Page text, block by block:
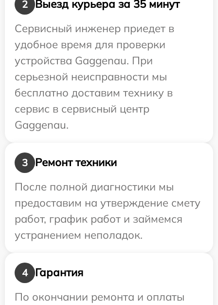
2
Выезд курьера за 35 минут
Сервисный инженер приедет в
удобное время для проверки
устройства Gaggenau. При
серьезной неисправности мы
бесплатно доставим технику в
сервис в сервисный центр
Gaggenau.
3
Ремонт техники
После полной диагностики мы
предоставим на утверждение смету
работ, график работ и займемся
устранением неполадок.
4
Гарантия
По окончании ремонта и оплаты